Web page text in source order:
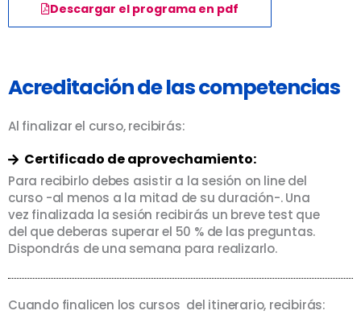
Descargar el programa en pdf
Acreditación de las competencias
Al finalizar el curso, recibirás:
Certificado de aprovechamiento:
Para recibirlo debes asistir a la sesión on line del
curso -al menos a la mitad de su duración-. Una
vez finalizada la sesión recibirás un breve test que
del que deberas superar el 50 % de las preguntas.
Dispondrás de una semana para realizarlo.
Cuando finalicen los cursos del itinerario, recibirás: